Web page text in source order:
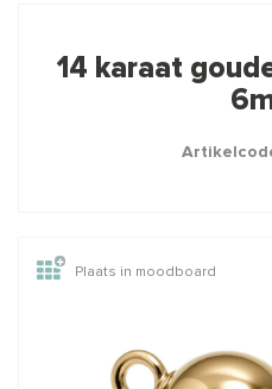
producten
14 karaat
Plaats in moodboard